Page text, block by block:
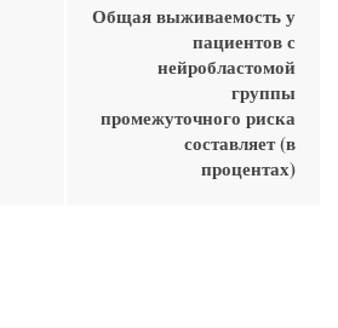
Общая выживаемость у
пациентов с
нейробластомой
группы
промежуточного риска
составляет (в
процентах)